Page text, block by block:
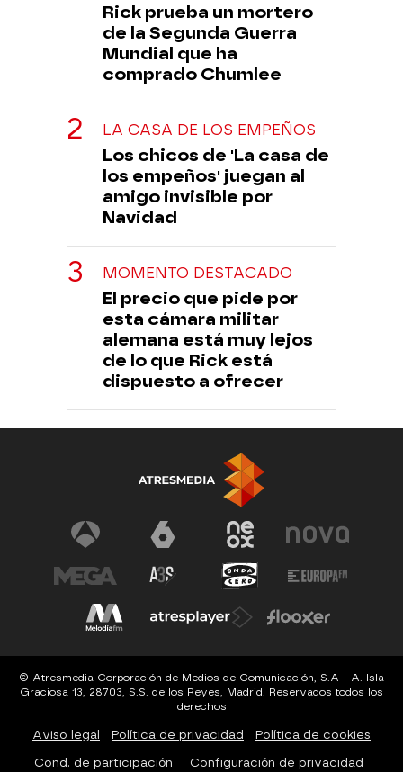
Rick prueba un mortero
de la Segunda Guerra
Mundial que ha
comprado Chumlee
LA CASA DE LOS EMPEÑOS
Los chicos de 'La casa de
los empeños' juegan al
amigo invisible por
Navidad
MOMENTO DESTACADO
El precio que pide por
esta cámara militar
alemana está muy lejos
de lo que Rick está
dispuesto a ofrecer
© Atresmedia Corporación de Medios de Comunicación, S.A - A. Isla
Graciosa 13, 28703, S.S. de los Reyes, Madrid. Reservados todos los
derechos
Aviso legal Política de privacidad Política de cookies
Cond. de participación Configuración de privacidad